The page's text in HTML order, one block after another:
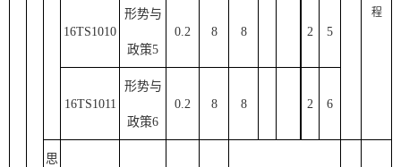
程
16TS1010
形势与
政策5
0.2 8 8 2 5
16TS1011
形势与
政策6
0.2 8 8 2 6
思